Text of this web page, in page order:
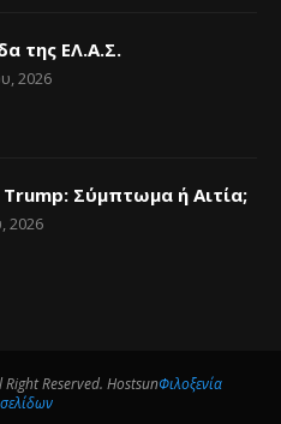
της ΕΛ.Α.Σ.
2026
Trump: Σύμπτωμα ή Αιτία;
2026
Reserved. HostsunΦιλοξενία